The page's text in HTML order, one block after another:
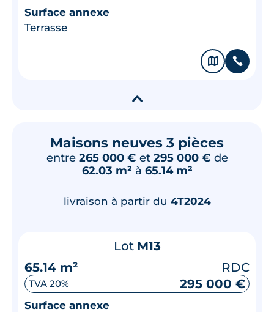
Surface annexe
Terrasse
🗞 📞
▾
Maisons neuves 3 pièces
entre 265 000 € et 295 000 € de
62.03 m² à 65.14 m²
livraison à partir du 4T2024
Lot M13
65.14 m²
RDC
TVA 20% 295 000 €
Surface annexe